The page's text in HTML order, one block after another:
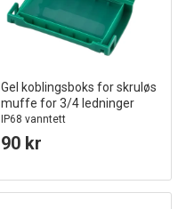
Gel koblingsboks for skruløs
muffe for 3/4 ledninger
IP68 vanntett
90 kr